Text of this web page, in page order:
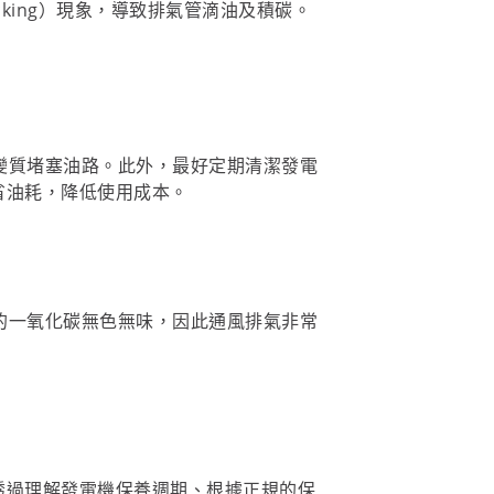
）現象，導致排氣管滴油及積碳。
堵塞油路。此外，最好定期清潔發電
耗，降低使用成本。
氧化碳無色無味，因此通風排氣非常
理解發電機保養週期、根據正規的保